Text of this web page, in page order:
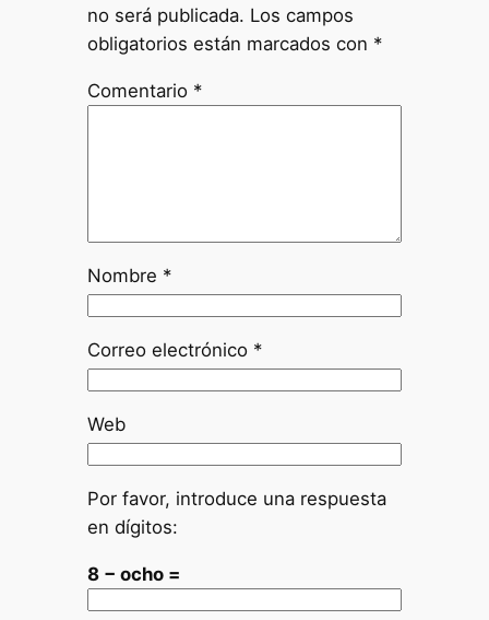
no será publicada. Los campos
obligatorios están marcados con *
Comentario *
Nombre *
Correo electrónico *
Web
Por favor, introduce una respuesta
en dígitos:
8 − ocho =